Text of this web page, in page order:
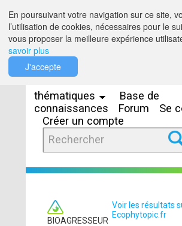
thématiques
Base de
connaissances
Forum
Se
Créer un compte
BIOAGRESSEUR
Voir les résultats
Ecophytopic.fr
En poursuivant votre navigation sur ce site,
l’utilisation de cookies, nécessaires pour le
vous proposer la meilleure expérience
savoir plus
J'accepte